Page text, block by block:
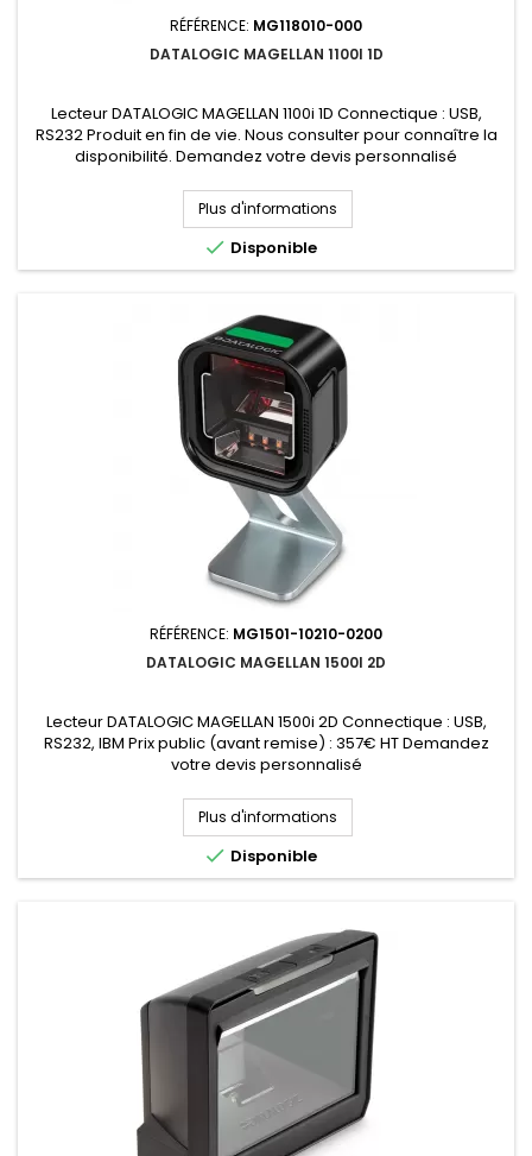
RÉFÉRENCE: MG118010-000
DATALOGIC MAGELLAN 1100I 1D
Lecteur DATALOGIC MAGELLAN 1100i 1D Connectique : USB,
RS232 Produit en fin de vie. Nous consulter pour connaître la
disponibilité. Demandez votre devis personnalisé
Plus d'informations
 Disponible
RÉFÉRENCE: MG1501-10210-0200
DATALOGIC MAGELLAN 1500I 2D
Lecteur DATALOGIC MAGELLAN 1500i 2D Connectique : USB,
RS232, IBM Prix public (avant remise) : 357€ HT Demandez
votre devis personnalisé
Plus d'informations
 Disponible